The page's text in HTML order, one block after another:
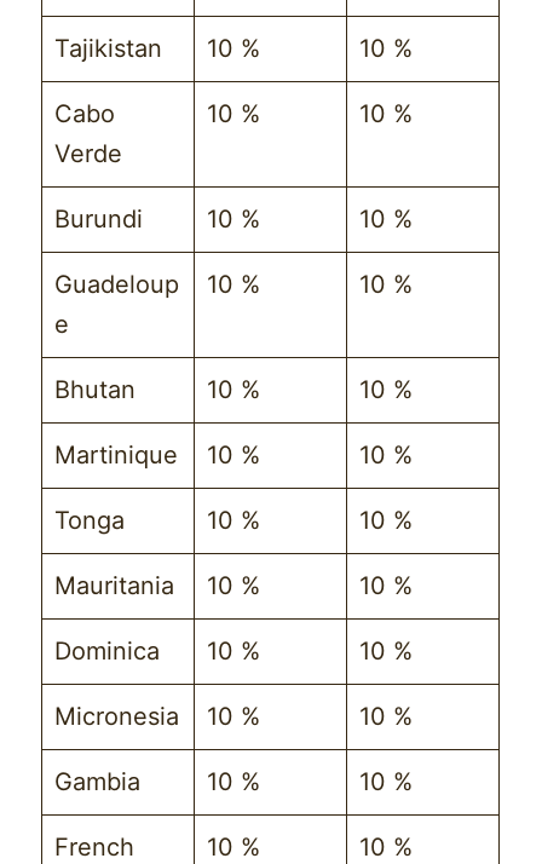
Tajikistan 10 % 10 %
Cabo
Verde
10 % 10 %
Burundi 10 % 10 %
Guadeloup
e
10 % 10 %
Bhutan 10 % 10 %
Martinique 10 % 10 %
Tonga 10 % 10 %
Mauritania 10 % 10 %
Dominica 10 % 10 %
Micronesia 10 % 10 %
Gambia 10 % 10 %
French
10 % 10 %